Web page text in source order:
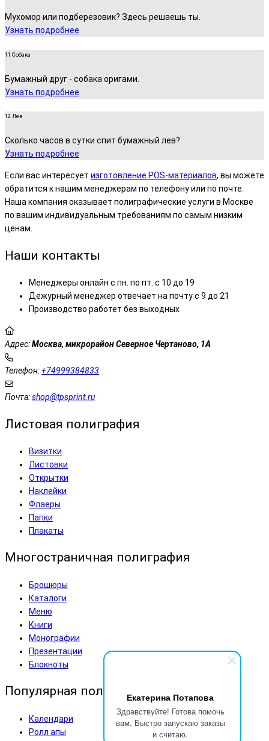
Екатерина Потапова
Здравствуйте! Готова помочь
вам. Быстро запускаю заказы
и считаю.
Мухомор или подберезовик? Здесь решаешь ты.
Узнать подробнее
11 Собака
Бумажный друг - собака оригами.
Узнать подробнее
12 Лев
Сколько часов в сутки спит бумажный лев?
Узнать подробнее
Если вас интересует изготовление POS-материалов, вы можете
обратится к нашим менеджерам по телефону или по почте.
Наша компания оказывает полиграфические услуги в Москве
по вашим индивидуальным требованиям по самым низким
ценам.
Наши контакты
Менеджеры онлайн с пн. по пт. с 10 до 19
Дежурный менеджер отвечает на почту с 9 до 21
Производство работет без выходных
Адрес:Москва, микрорайон Северное Чертаново, 1А
Телефон:+74999384833
Почта:shop@tpsprint.ru
Листовая полиграфия
Визитки
Листовки
Открытки
Наклейки
Флаеры
Папки
Плакаты
Многостраничная полиграфия
Брошюры
Каталоги
Меню
Книги
Монографии
Презентации
Блокноты
Популярная полиграфия
Календари
Ролл апы